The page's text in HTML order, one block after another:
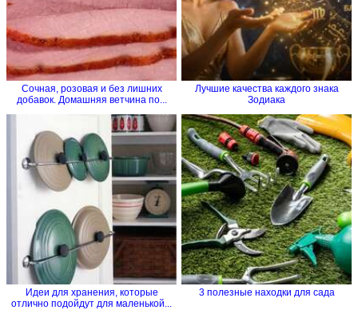
Сочная, розовая и без лишних
добавок. Домашняя ветчина по...
Лучшие качества каждого знака
Зодиака
Идеи для хранения, которые
отлично подойдут для маленькой...
3 полезные находки для сада